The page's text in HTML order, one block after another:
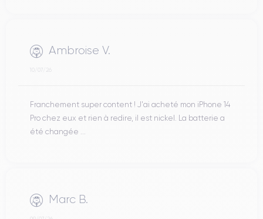
Ambroise V.
10/07/26
Franchement super content ! J'ai acheté mon iPhone 14
Pro chez eux et rien à redire, il est nickel. La batterie a
été changée ...
Marc B.